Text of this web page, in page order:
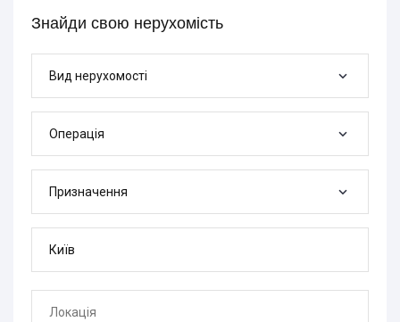
Знайди свою нерухомість
Вид нерухомості
Операція
Призначення